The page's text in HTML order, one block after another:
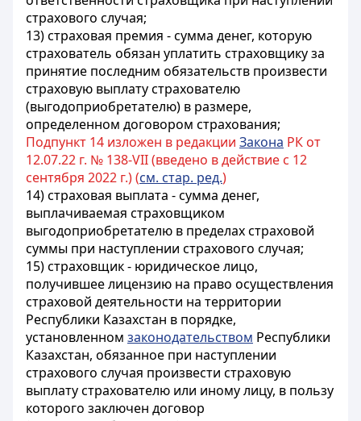
страхового случая;
13) страховая премия - сумма денег, которую
страхователь обязан уплатить страховщику за
принятие последним обязательств произвести
страховую выплату страхователю
(выгодоприобретателю) в размере,
определенном договором страхования;
Подпункт 14 изложен в редакции Закона РК от
12.07.22 г. № 138-VII (введено в действие с 12
сентября 2022 г.) (см. стар. ред.)
14) страховая выплата - сумма денег,
выплачиваемая страховщиком
выгодоприобретателю в пределах страховой
суммы при наступлении страхового случая;
15) страховщик - юридическое лицо,
получившее лицензию на право осуществления
страховой деятельности на территории
Республики Казахстан в порядке,
установленном законодательством Республики
Казахстан, обязанное при наступлении
страхового случая произвести страховую
выплату страхователю или иному лицу, в пользу
которого заключен договор